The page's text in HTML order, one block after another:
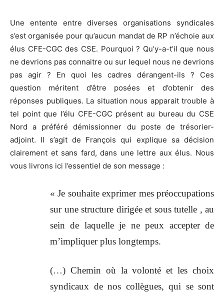
Une entente entre diverses organisations syndicales
s’est organisée pour qu’aucun mandat de RP n’échoie aux
élus CFE-CGC des CSE. Pourquoi ? Qu’y-a-t’il que nous
ne devrions pas connaitre ou sur lequel nous ne devrions
pas agir ? En quoi les cadres dérangent-ils ? Ces
question méritent d’être posées et d’obtenir des
réponses publiques. La situation nous apparait trouble à
tel point que l’élu CFE-CGC présent au bureau du CSE
Nord a préféré démissionner du poste de trésorier-
adjoint. Il s’agit de François qui explique sa décision
clairement et sans fard, dans une lettre aux élus. Nous
vous livrons ici l’essentiel de son message :
« Je souhaite exprimer mes préoccupations
sur une structure dirigée et sous tutelle , au
sein de laquelle je ne peux accepter de
m’impliquer plus longtemps.
(…) Chemin où la volonté et les choix
syndicaux de nos collègues, qui se sont